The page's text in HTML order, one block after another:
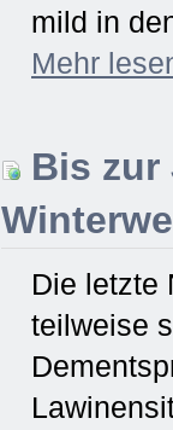
mild in
Mehr
Bis zur
Die letzte
teilweise